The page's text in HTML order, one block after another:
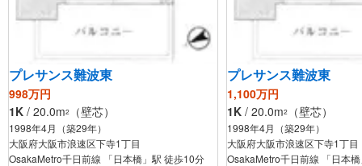
プレサンス難波東
998万円
1K / 20.0m2 （壁芯）
1998年4月（築29年）
大阪府大阪市浪速区下寺1丁目
OsakaMetro千日前線 「日本橋」駅 徒歩10分
プレサンス難波東
1,100万円
1K / 20.0m2 （壁芯）
1998年4月（築29年）
大阪府大阪市浪速区下寺1丁目
OsakaMetro千日前線 「日本